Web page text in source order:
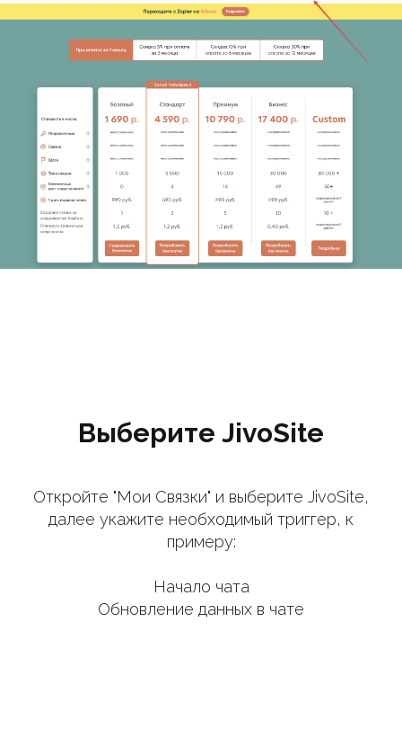
Выберите JivoSite
Откройте "Мои Связки" и выберите JivoSite,
далее укажите необходимый триггер, к
примеру:
Начало чата
Обновление данных в чате